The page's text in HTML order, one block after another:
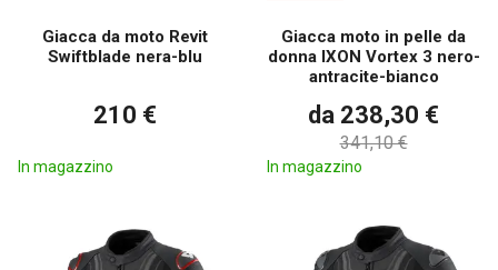
Giacca da moto Revit
Swiftblade nera-blu
210 €
In magazzino
Giacca moto in pelle da
donna IXON Vortex 3 nero-
antracite-bianco
da 238,30 €
341,10 €
In magazzino